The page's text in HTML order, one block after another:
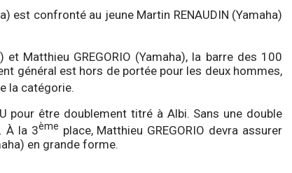
est confronté au jeune Martin RENAUDIN (Yamaha)
et Matthieu GREGORIO (Yamaha), la barre des 100
général est hors de portée pour les deux hommes,
la catégorie.
pour être doublement titré à Albi. Sans une double
À la 3ème place, Matthieu GREGORIO devra assurer
en grande forme.